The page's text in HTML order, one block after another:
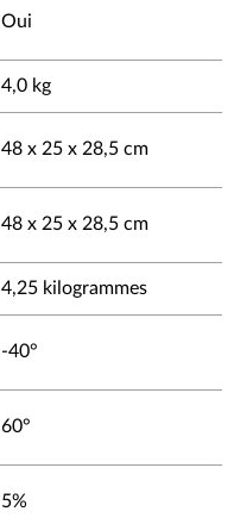
Oui
4,0 kg
48 x 25 x 28,5 cm
48 x 25 x 28,5 cm
4,25 kilogrammes
-40°
60°
5%